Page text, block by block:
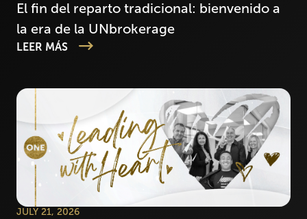
El fin del reparto tradicional: bienvenido a
la era de la UNbrokerage
LEER MÁS
JULY 21, 2026